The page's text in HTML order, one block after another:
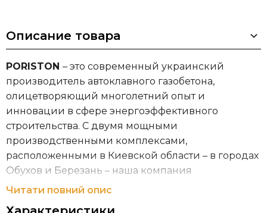
Описание товара
PORISTON – это современный украинский
производитель автоклавного газобетона,
олицетворяющий многолетний опыт и
инновации в сфере энергоэффективного
строительства. С двумя мощными
производственными комплексами,
расположенными в Киевской области – в городах
Обухов и Березань – наша компания
обеспечивает стабильные поставки
Читати повний опис